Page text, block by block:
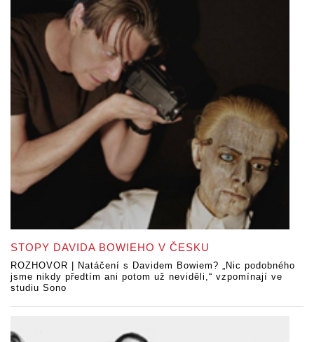
STOPY DAVIDA BOWIEHO V ČESKU
ROZHOVOR | Natáčení s Davidem Bowiem? „Nic podobného
jsme nikdy předtím ani potom už neviděli,“ vzpomínají ve
studiu Sono